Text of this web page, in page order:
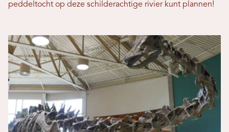
peddeltocht op deze schilderachtige rivier kunt plannen!